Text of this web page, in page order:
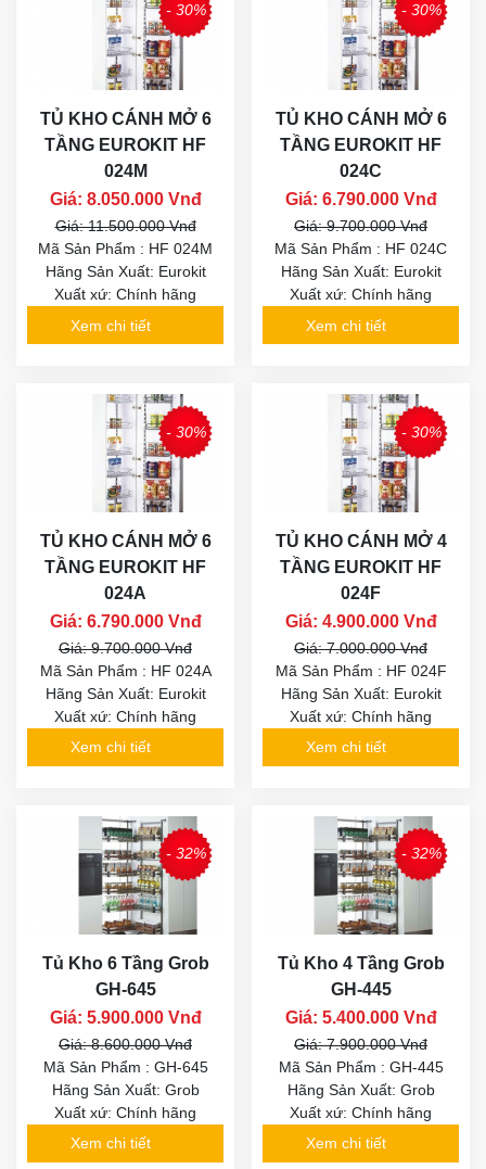
- 30%
TỦ KHO CÁNH MỞ 6
TẦNG EUROKIT HF
024M
Giá: 8.050.000 Vnđ
Giá: 11.500.000 Vnđ
Mã Sản Phẩm : HF 024M
Hãng Sản Xuất: Eurokit
Xuất xứ: Chính hãng
Xem chi tiết
- 30%
TỦ KHO CÁNH MỞ 6
TẦNG EUROKIT HF
024C
Giá: 6.790.000 Vnđ
Giá: 9.700.000 Vnđ
Mã Sản Phẩm : HF 024C
Hãng Sản Xuất: Eurokit
Xuất xứ: Chính hãng
Xem chi tiết
- 30%
TỦ KHO CÁNH MỞ 6
TẦNG EUROKIT HF
024A
Giá: 6.790.000 Vnđ
Giá: 9.700.000 Vnđ
Mã Sản Phẩm : HF 024A
Hãng Sản Xuất: Eurokit
Xuất xứ: Chính hãng
Xem chi tiết
- 30%
TỦ KHO CÁNH MỞ 4
TẦNG EUROKIT HF
024F
Giá: 4.900.000 Vnđ
Giá: 7.000.000 Vnđ
Mã Sản Phẩm : HF 024F
Hãng Sản Xuất: Eurokit
Xuất xứ: Chính hãng
Xem chi tiết
- 32%
Tủ Kho 6 Tầng Grob
GH-645
Giá: 5.900.000 Vnđ
Giá: 8.600.000 Vnđ
Mã Sản Phẩm : GH-645
Hãng Sản Xuất: Grob
Xuất xứ: Chính hãng
Xem chi tiết
- 32%
Tủ Kho 4 Tầng Grob
GH-445
Giá: 5.400.000 Vnđ
Giá: 7.900.000 Vnđ
Mã Sản Phẩm : GH-445
Hãng Sản Xuất: Grob
Xuất xứ: Chính hãng
Xem chi tiết